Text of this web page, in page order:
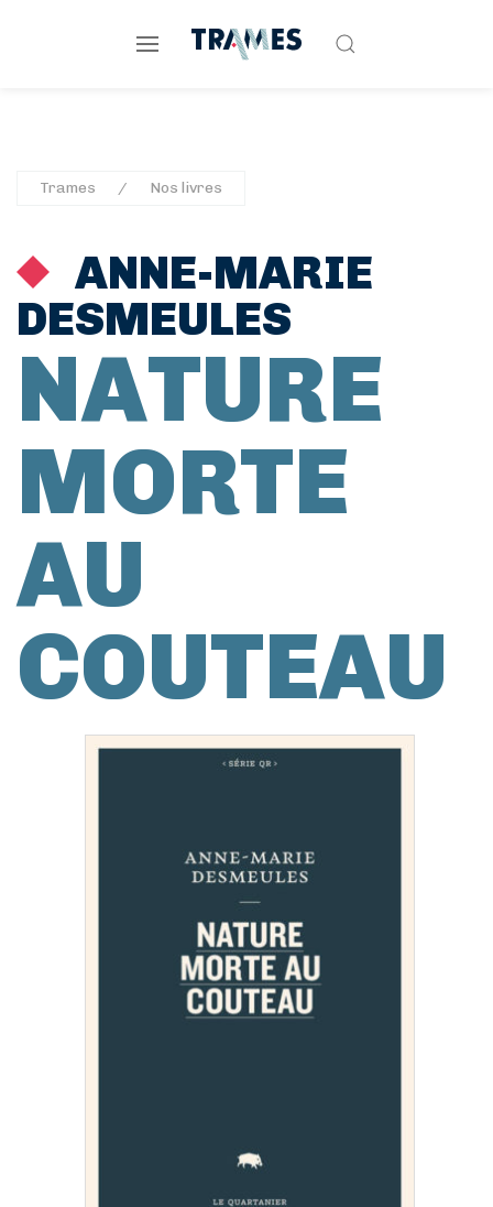
Trames Nos livres
ANNE-MARIE
DESMEULES
NATURE
MORTE
AU
COUTEAU